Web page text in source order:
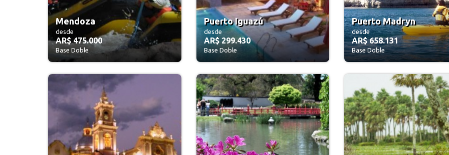
Mendoza
desde
AR$ 475.000
Base Doble
Puerto Iguazú
desde
AR$ 299.430
Base Doble
Puerto Madryn
desde
AR$ 658.131
Base Doble